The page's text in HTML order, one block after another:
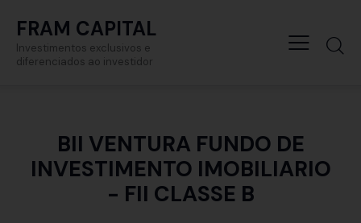
FRAM CAPITAL
Investimentos exclusivos e
diferenciados ao investidor
BII VENTURA FUNDO DE
INVESTIMENTO IMOBILIARIO
- FII CLASSE B